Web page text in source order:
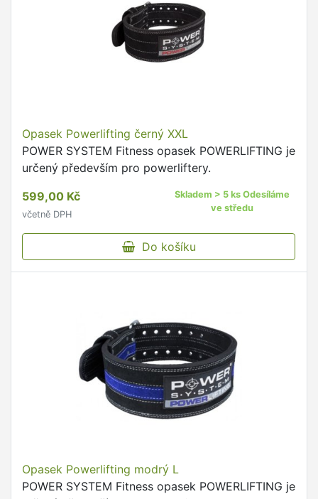
Opasek Powerlifting černý XXL
POWER SYSTEM Fitness opasek POWERLIFTING je
určený především pro powerliftery.
599,00 Kč
včetně DPH
Skladem > 5 ks Odesíláme
ve středu
Do košíku
Opasek Powerlifting modrý L
POWER SYSTEM Fitness opasek POWERLIFTING je